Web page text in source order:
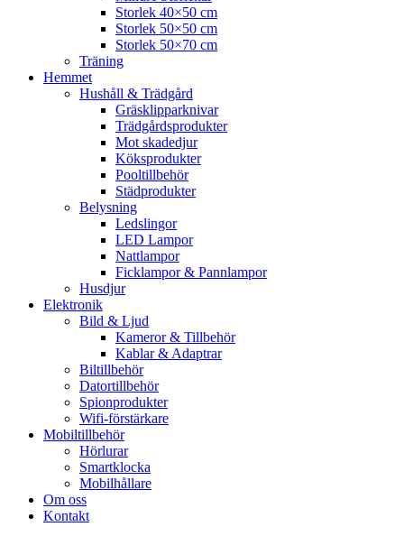
Storlek 40×50 cm
Storlek 50×50 cm
Storlek 50×70 cm
Träning
Hemmet
Hushåll & Trädgård
Gräsklipparknivar
Trädgårdsprodukter
Mot skadedjur
Köksprodukter
Pooltillbehör
Städprodukter
Belysning
Ledslingor
LED Lampor
Nattlampor
Ficklampor & Pannlampor
Husdjur
Elektronik
Bild & Ljud
Kameror & Tillbehör
Kablar & Adaptrar
Biltillbehör
Datortillbehör
Spionprodukter
Wifi-förstärkare
Mobiltillbehör
Hörlurar
Smartklocka
Mobilhållare
Om oss
Kontakt